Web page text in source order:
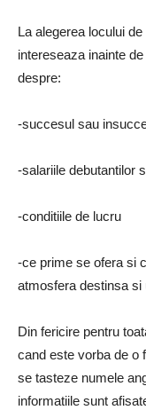
La alegerea locului
intereseaza inainte
despre:
-succesul sau
-salariile debutantilor
-conditiile de lucru
-ce prime se ofera si
atmosfera destinsa si
Din fericire pentru
cand este vorba de o
se tasteze numele
informatiile sunt